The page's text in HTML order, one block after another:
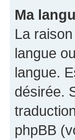
Ma
La
langue
langue.
désirée.
phpBB